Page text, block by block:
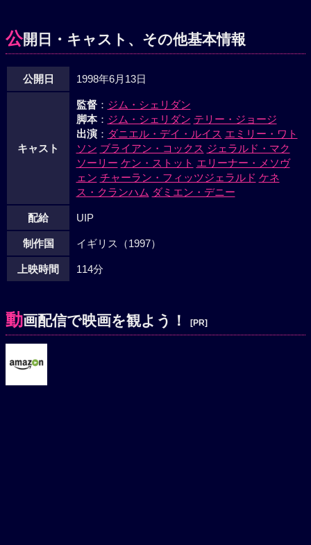
公開日・キャスト、その他基本情報
公開日 1998年6月13日
キャスト
監督： ジム・シェリダン
脚本： ジム・シェリダン テリー・ジョージ
出演： ダニエル・デイ・ルイス エミリー・ワト
ソン ブライアン・コックス ジェラルド・マク
ソーリー ケン・ストット エリーナー・メソヴ
ェン チャーラン・フィッツジェラルド ケネ
ス・クランハム ダミエン・デニー
配給 UIP
制作国 イギリス（1997）
上映時間 114分
動画配信で映画を観よう！ [PR]